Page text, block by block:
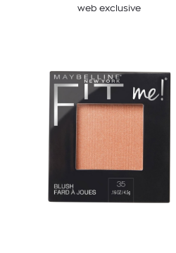
web exclusive